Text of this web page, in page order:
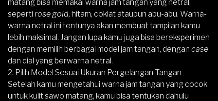
matang bisa memakai warna jam tangan yang netral,
seperti rose gold, hitam, coklat ataupun abu-abu. Warna-
warna netral ini tentunya akan membuat tampilan kamu
lebih maksimal. Jangan lupa kamu juga bisa bereksperimen
dengan memilih berbagai model jam tangan, dengan case
dan dial yang berwarna netral.
2. Pilih Model Sesuai Ukuran Pergelangan Tangan
Setelah kamu mengetahui warna jam tangan yang cocok
untuk kulit sawo matang, kamu bisa tentukan dahulu